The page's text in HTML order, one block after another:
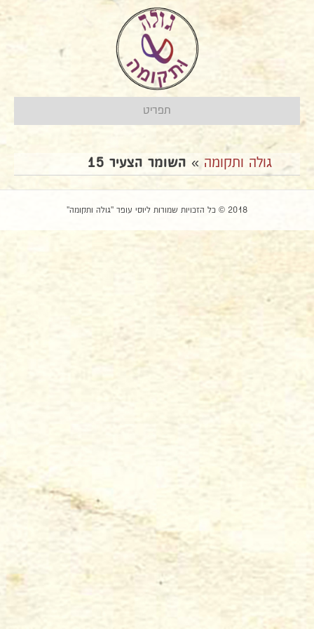
תפריט
גולה ותקומה » השומר הצעיר 15
2018 © כל הזכויות שמורות ליוסי עופר "גולה ותקומה"